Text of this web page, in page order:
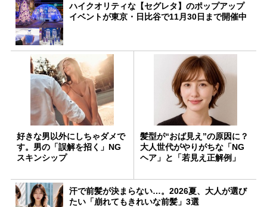
ハイクオリティな【セグレタ】のポップアップ
イベントが東京・日比谷で11月30日まで開催中
好きな男以外にしちゃダメで
す。男の「誤解を招く」NG
スキンシップ
髪型が“おば見え”の原因に？
大人世代がやりがちな「NG
ヘア」と「若見え正解例」
汗で前髪が決まらない…。2026夏、大人が選び
たい「崩れてもきれいな前髪」3選